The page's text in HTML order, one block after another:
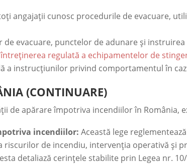
angajații cunosc procedurile de evacuare,
de evacuare, punctelor de adunare și
regulată a echipamentelor de
a instrucțiunilor privind comportamentul în
(CONTINUARE)
de apărare împotriva incendiilor în România,
incendiilor: Această lege
de incendiu, intervenția operativă și
detaliază cerințele stabilite prin Legea nr.